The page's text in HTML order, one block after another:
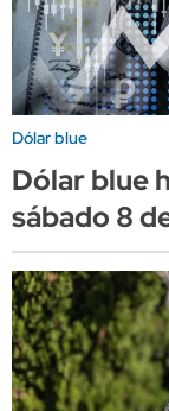
Dólar blue
Dólar blue
sábado 8